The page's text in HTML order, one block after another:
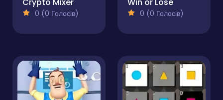
0 (0 Голосів) 0 (0 Голосів)